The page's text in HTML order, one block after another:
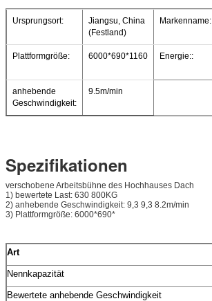
Ursprungsort:
Jiangsu, China
(Festland)
Markenname:
Plattformgröße: 6000*690*1160 Energie::
anhebende
Geschwindigkeit:
9.5m/min
Spezifikationen
verschobene Arbeitsbühne des Hochhauses Dach
1) bewertete Last: 630 800KG
2) anhebende Geschwindigkeit: 9,3 9,3 8.2m/min
3) Plattformgröße: 6000*690*
Art
Nennkapazität
Bewertete anhebende Geschwindigkeit